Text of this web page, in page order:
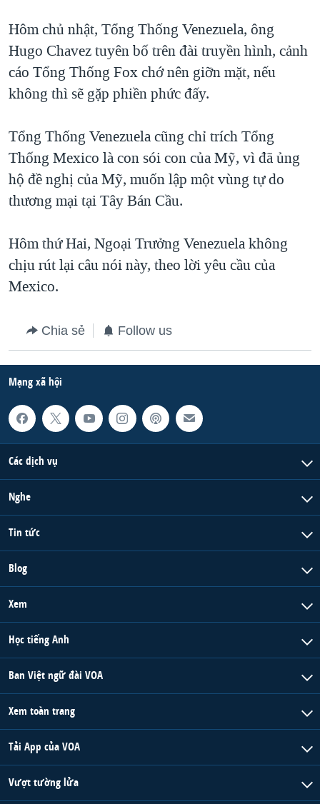
CHI PHÍ CHIẾN TRANH AFGHANISTAN
CÁC GIÁ TRỊ CỘNG HÒA Ở VIỆT NAM
THƯỢNG ĐỈNH TRUMP-KIM TẠI VIỆT NAM
TRỊNH VĨNH BÌNH VS. CHÍNH PHỦ VIỆT NAM
NGƯ DÂN VIỆT VÀ LÀN SÓNG TRỘM HẢI SÂM
BÊN KIA QUỐC LỘ: TIẾNG VỌNG TỪ NÔNG THÔN MỸ
QUAN HỆ VIỆT MỸ
Hôm chủ nhật, Tổng Thống Venezuela, ông
Hugo Chavez tuyên bố trên đài truyền hình, cảnh
cáo Tổng Thống Fox chớ nên giỡn mặt, nếu
không thì sẽ gặp phiền phức đấy.
Tổng Thống Venezuela cũng chỉ trích Tổng
Thống Mexico là con sói con của Mỹ, vì đã ủng
hộ đề nghị của Mỹ, muốn lập một vùng tự do
thương mại tại Tây Bán Cầu.
Hôm thứ Hai, Ngoại Trưởng Venezuela không
chịu rút lại câu nói này, theo lời yêu cầu của
Mexico.
Chia sẻ Follow us
Mạng xã hội
Các dịch vụ
Nghe
Tin tức
Blog
Xem
Học tiếng Anh
Ban Việt ngữ đài VOA
Xem toàn trang
Tải App của VOA
Vượt tường lửa